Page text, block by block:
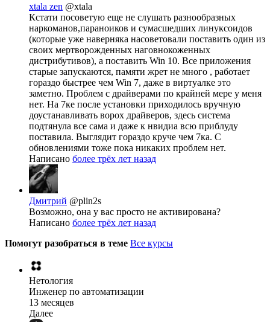
xtala zen @xtala
Кстати посоветую еще не слушать разнообразных
наркоманов,параноиков и сумасшедших линуксоидов
(которые уже наверняка насоветовали поставить один из
своих мертворожденных наговнокоженных
дистрибутивов), а поставить Win 10. Все приложения
старые запускаются, памяти жрет не много , работает
гораздо быстрее чем Win 7, даже в виртуалке это
заметно. Проблем с драйверами по крайней мере у меня
нет. На 7ке после установки приходилось вручную
доустанавливать ворох драйверов, здесь система
подтянула все сама и даже к нвидиа всю приблуду
поставила. Выглядит гораздо круче чем 7ка. С
обновлениями тоже пока никаких проблем нет.
Написано более трёх лет назад
Дмитрий @plin2s
Возможно, она у вас просто не активирована?
Написано более трёх лет назад
Помогут разобраться в теме Все курсы
Нетология
Инженер по автоматизации
13 месяцев
Далее